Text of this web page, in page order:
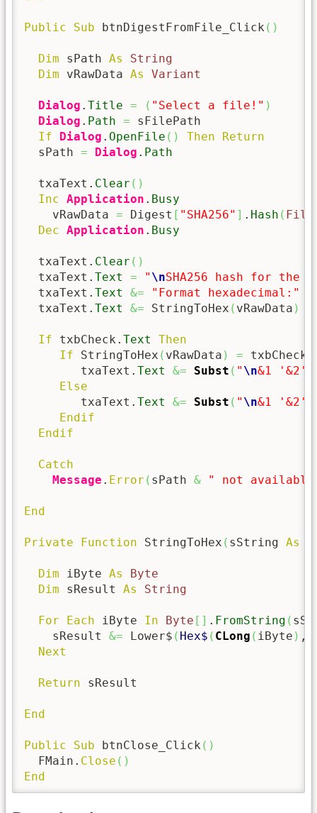
Public Sub btnDigestFromFile_Click ( )
Dim sPath As
String
Dim vRawData As Variant
Dialog . Title = ( "Select a file!" )
Dialog . Path = sFilePath
If
Dialog . OpenFile ( ) Then
Return
  sPath
= Dialog . Path
  txaText.
Clear ( )
Inc Application . Busy
    vRawData
= Digest [ "SHA256" ] . Hash ( File
Dec Application . Busy
  txaText.
Clear ( )
  txaText.
Text = " \nSHA256 hash for
  txaText.
Text &= "Format hexadecimal:"
  txaText.
Text &= StringToHex ( vRawData )
If txbCheck. Text
Then
If StringToHex ( vRawData ) = txbCheck.
        txaText.
Text &= Subst ( " \n&1 '&2'
Else
        txaText.
Text &= Subst ( " \n&1 '&2'
Endif
Endif
Catch
Message . Error ( sPath & " not
End
Private Function StringToHex ( sString As
Dim iByte As
Byte
Dim sResult As String
For Each iByte In Byte [ ] . FromString (
    sResult
&= Lower$ ( Hex$ ( CLong ( iByte ) ,
Next
Return sResult
End
Public Sub btnClose_Click ( )
  FMain.
Close ( )
End